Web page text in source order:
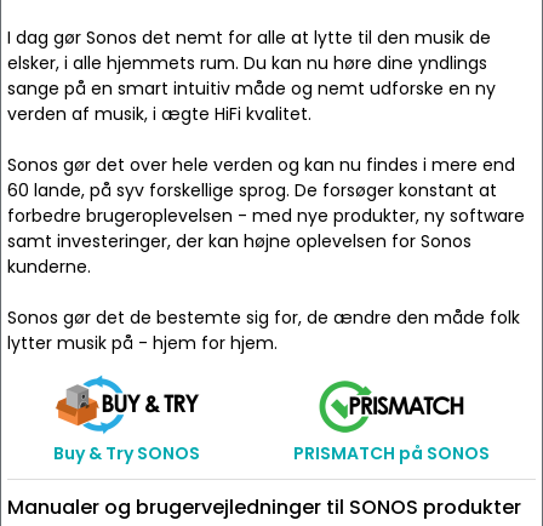
I dag gør Sonos det nemt for alle at lytte til den musik de
elsker, i alle hjemmets rum. Du kan nu høre dine yndlings
sange på en smart intuitiv måde og nemt udforske en ny
verden af musik, i ægte HiFi kvalitet.
Sonos gør det over hele verden og kan nu findes i mere end
60 lande, på syv forskellige sprog. De forsøger konstant at
forbedre brugeroplevelsen - med nye produkter, ny software
samt investeringer, der kan højne oplevelsen for Sonos
kunderne.
Sonos gør det de bestemte sig for, de ændre den måde folk
lytter musik på - hjem for hjem.
Buy & Try SONOS PRISMATCH på SONOS
Manualer og brugervejledninger til SONOS produkter